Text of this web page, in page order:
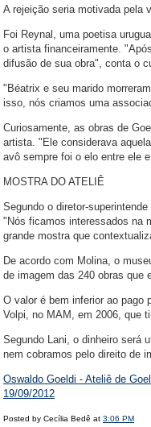
A rejeição seria motivada pela
Foi Reynal, uma poetisa
o artista financeiramente.
difusão de sua obra", conta o
"Béatrix e seu marido
isso, nós criamos uma
Curiosamente, as obras de
artista. "Ele considerava
avô sempre foi o elo entre ele
MOSTRA DO ATELIÊ
Segundo o diretor-
"Nós ficamos interessados na
grande mostra que
De acordo com Molina, o
de imagem das 240 obras que
O valor é bem inferior ao pago
Volpi, no MAM, em 2006, que
Segundo Lani, o dinheiro será
nem cobramos pelo direito de
Oswaldo Goeldi - Ateliê de
19/09/2012
Posted by Cecília Bedê at 3:06 PM